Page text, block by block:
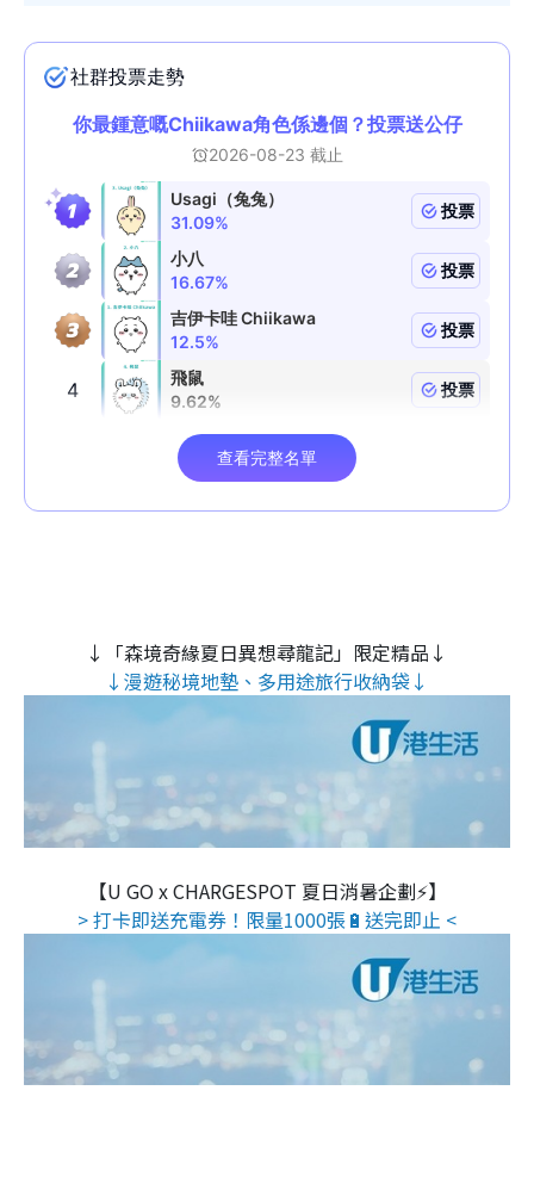
↓「森境奇緣夏日異想尋龍記」限定精品↓
↓漫遊秘境地墊、多用途旅行收納袋↓
【U GO x CHARGESPOT 夏日消暑企劃⚡】
> 打卡即送充電券！限量1000張🔋送完即止 <